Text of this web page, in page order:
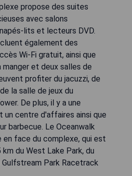
propose des suites
avec salons
lits et lecteurs DVD.
également des
Wi-Fi gratuit, ainsi que
et deux salles de
profiter du jacuzzi, de
la salle de jeux du
De plus, il y a une
un centre d'affaires ainsi que
barbecue. Le Oceanwalk
face du complexe, qui est
du West Lake Park, du
Park Racetrack